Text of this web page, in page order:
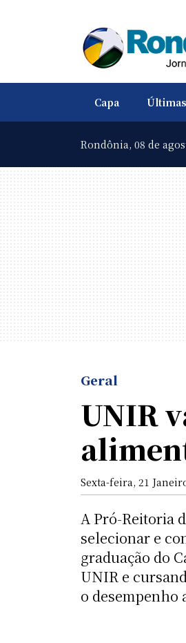
Capa
Rondônia, 08 de
Geral
UNIR
Sexta-feira, 21
A Pró-Reitoria
selecionar e
graduação do
UNIR e
o desempenho